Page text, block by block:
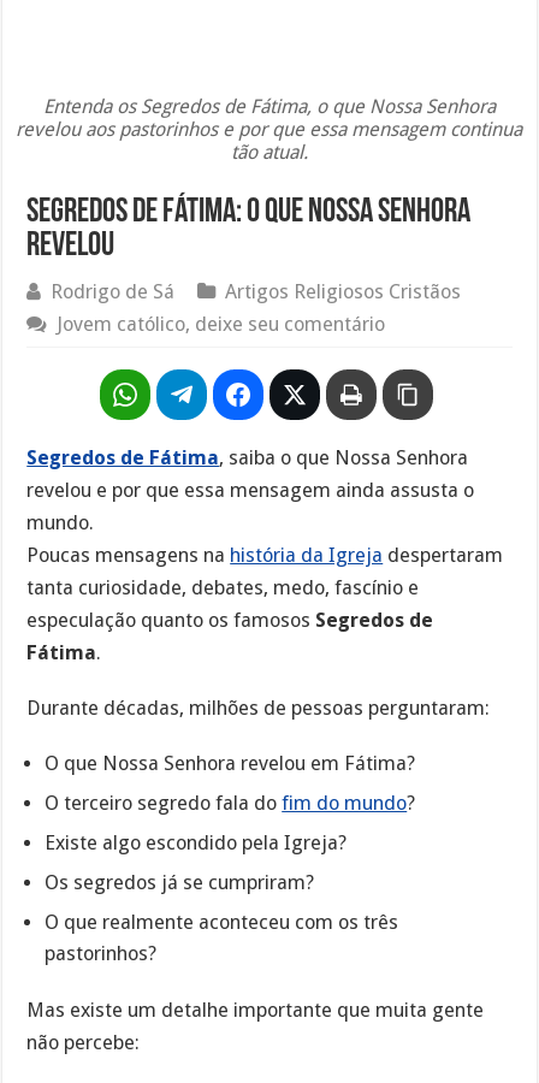
Entenda os Segredos de Fátima, o que Nossa Senhora
revelou aos pastorinhos e por que essa mensagem continua
tão atual.
Segredos de Fátima: o que Nossa Senhora
revelou
Rodrigo de Sá
Artigos Religiosos Cristãos
Jovem católico, deixe seu comentário
Segredos de Fátima, saiba o que Nossa Senhora
revelou e por que essa mensagem ainda assusta o
mundo.
Poucas mensagens na história da Igreja despertaram
tanta curiosidade, debates, medo, fascínio e
especulação quanto os famosos Segredos de
Fátima.
Durante décadas, milhões de pessoas perguntaram:
O que Nossa Senhora revelou em Fátima?
O terceiro segredo fala dofim do mundo?
Existe algo escondido pela Igreja?
Os segredos já se cumpriram?
O que realmente aconteceu com os três
pastorinhos?
Mas existe um detalhe importante que muita gente
não percebe: